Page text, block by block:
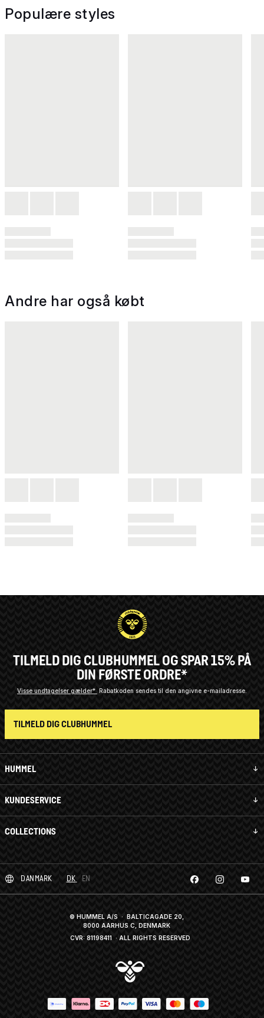
Populære styles
Andre har også købt
HUMMEL
KUNDESERVICE
COLLECTIONS
TILMELD DIG CLUBHUMMEL OG SPAR 15% PÅ
DIN FØRSTE ORDRE*
Visse undtagelser gælder* Rabatkoden sendes til den angivne e-mailadresse.
TILMELD DIG CLUBHUMMEL
DANMARK DK EN
© HUMMEL A/S · BALTICAGADE 20,
8000 AARHUS C, DENMARK
CVR: 81198411· ALL RIGHTS RESERVED